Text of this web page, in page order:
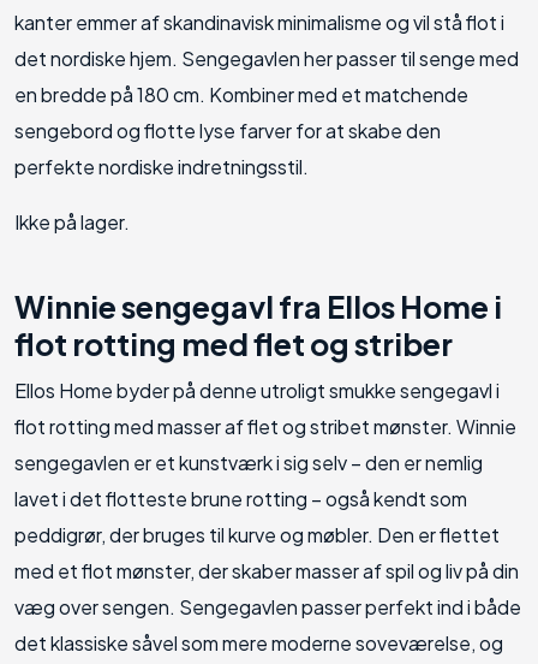
kanter emmer af skandinavisk minimalisme og vil stå flot i
det nordiske hjem. Sengegavlen her passer til senge med
en bredde på 180 cm. Kombiner med et matchende
sengebord og flotte lyse farver for at skabe den
perfekte nordiske indretningsstil.
Ikke på lager.
Winnie sengegavl fra Ellos Home i
flot rotting med flet og striber
Ellos Home byder på denne utroligt smukke sengegavl i
flot rotting med masser af flet og stribet mønster. Winnie
sengegavlen er et kunstværk i sig selv – den er nemlig
lavet i det flotteste brune rotting – også kendt som
peddigrør, der bruges til kurve og møbler. Den er flettet
med et flot mønster, der skaber masser af spil og liv på din
væg over sengen. Sengegavlen passer perfekt ind i både
det klassiske såvel som mere moderne soveværelse, og